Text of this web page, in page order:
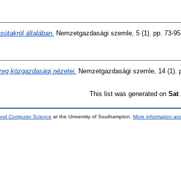
általában. Nemzetgazdasági szemle, 5 (1). pp. 73-
közgazdasági nézetei. Nemzetgazdasági szemle, 14 (1).
This list was generated on Sat
Computer Science at the University of Southampton. More information